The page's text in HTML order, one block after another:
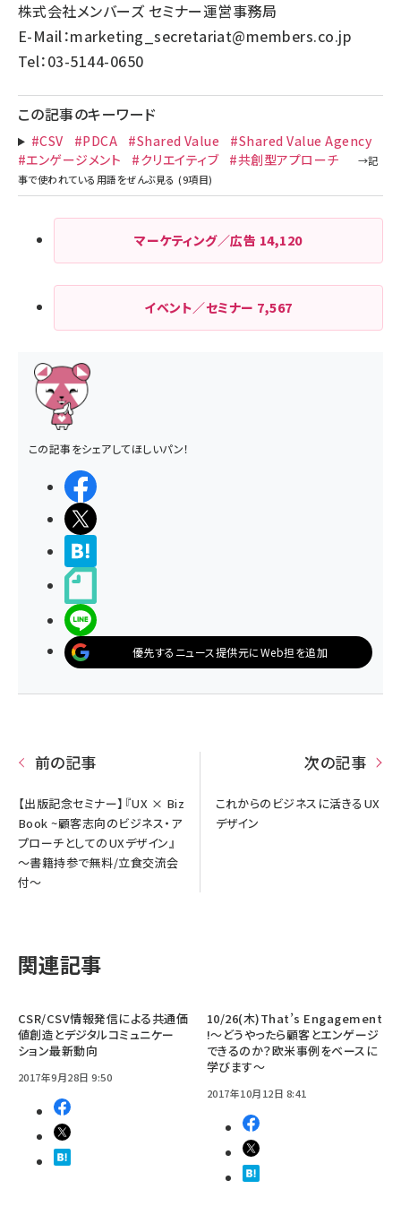
株式会社メンバーズ セミナー運営事務局
E-Mail：marketing_secretariat@members.co.jp
Tel：03-5144-0650
この記事のキーワード
#CSV #PDCA #Shared Value
#Shared Value Agency
#エンゲージメント
#クリエイティブ #共創型アプローチ
マーケティング／広告 14,120
イベント／セミナー 7,567
この記事をシェアしてほしいパン！
優先するニュース提供元にWeb担を追加
前の記事
【出版記念セミナー】『UX × Biz
Book ~顧客志向のビジネス・ア
プローチとしてのUXデザイン』
～書籍持参で無料/立食交流会
付～
次の記事
これからのビジネスに活きるUX
デザイン
関連記事
CSR/CSV情報発信による共通価
値創造とデジタルコミュニケー
ション最新動向
2017年9月28日 9:50
10/26(木)That’s Engagement
!〜どうやったら顧客とエンゲージ
できるのか？欧米事例をベースに
学びます〜
2017年10月12日 8:41